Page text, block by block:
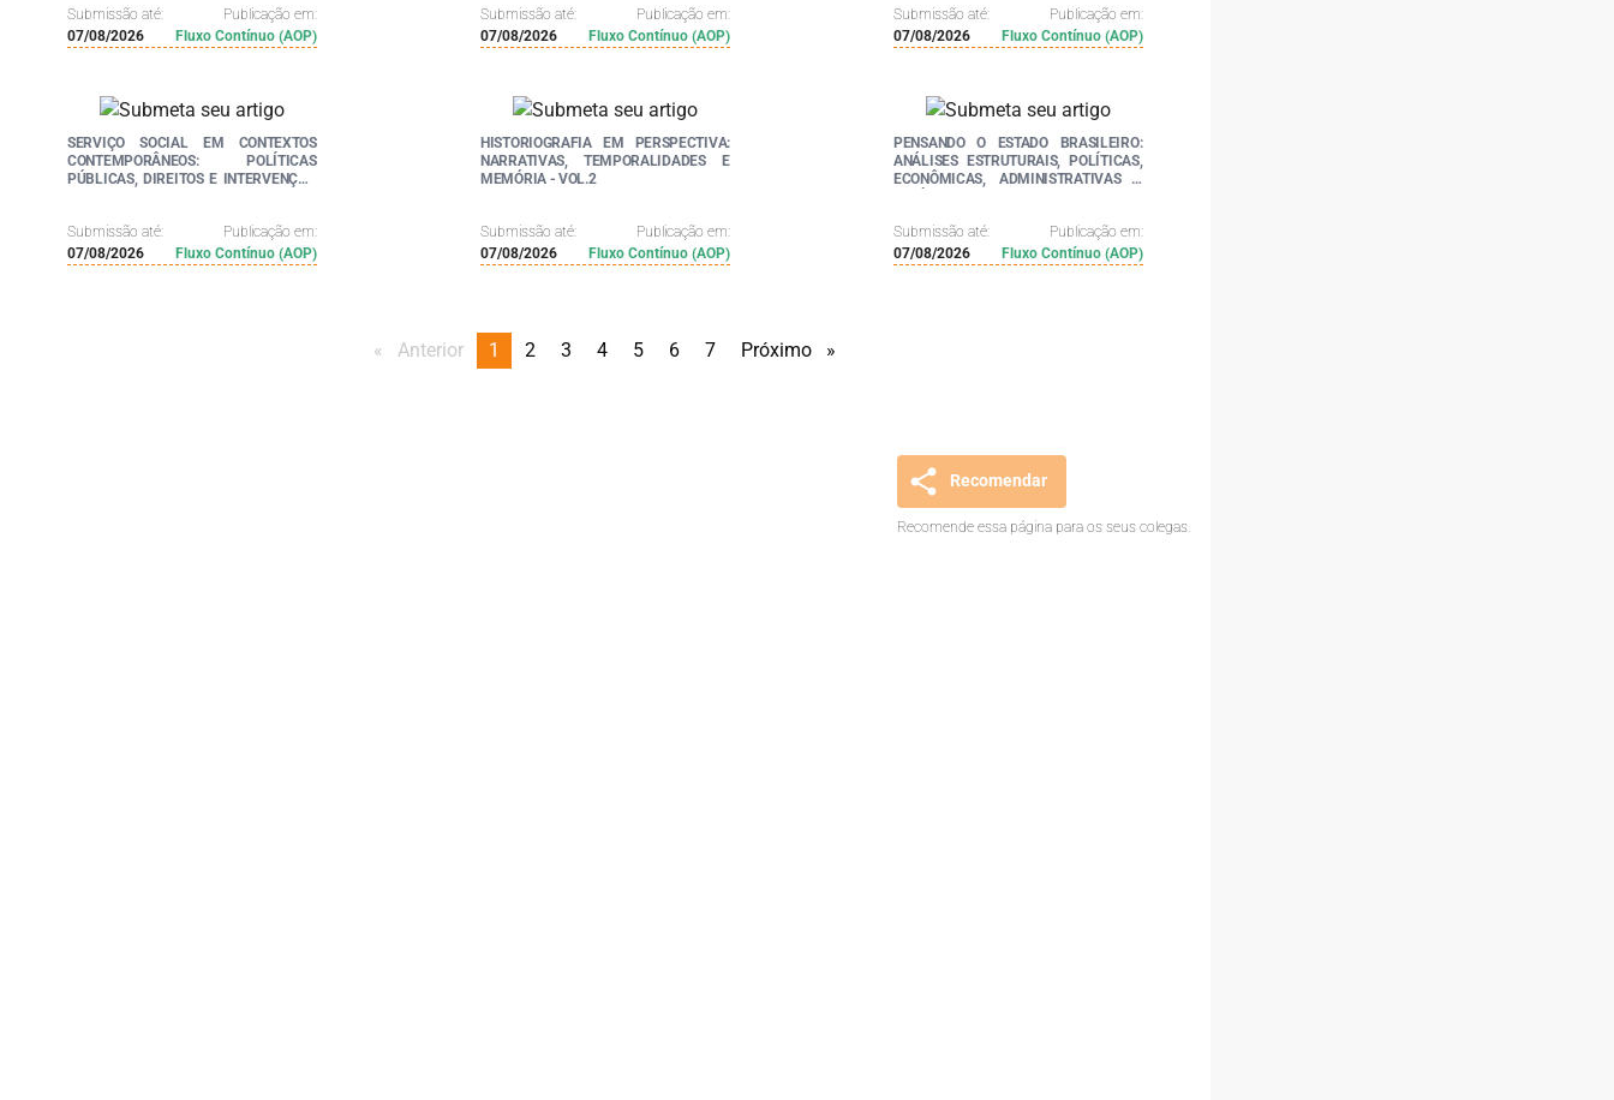
Submissão até:
Publicação em:
07/08/2026
Fluxo Contínuo (AOP)
Submissão até:
Publicação em:
07/08/2026
Fluxo Contínuo (AOP)
Submissão até:
Publicação em:
07/08/2026
Fluxo Contínuo (AOP)
SERVIÇO SOCIAL EM CONTEXTOS
CONTEMPORÂNEOS: POLÍTICAS
PÚBLICAS, DIREITOS E INTERVENÇÃO
Submissão até:
Publicação em:
07/08/2026
Fluxo Contínuo (AOP)
HISTORIOGRAFIA EM PERSPECTIVA:
NARRATIVAS, TEMPORALIDADES E
MEMÓRIA - VOL.2
Submissão até:
Publicação em:
07/08/2026
Fluxo Contínuo (AOP)
PENSANDO O ESTADO BRASILEIRO:
ANÁLISES ESTRUTURAIS, POLÍTICAS,
ECONÔMICAS, ADMINISTRATIVAS E
Submissão até:
Publicação em:
07/08/2026
Fluxo Contínuo (AOP)
Anterior pageYou're
1 page
2 page
3 page
4 page
5 page
6 page
7 Próximo page
Recomendar
Recomende essa página para os seus colegas.